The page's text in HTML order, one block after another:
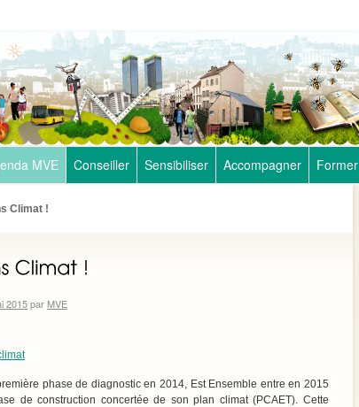
MVE Conseiller Sensibiliser Accompagner Former
Climat !
2015par MVE
phase de diagnostic en 2014, Est Ensemble entre en 2015
de construction concertée de son plan climat (PCAET). Cette